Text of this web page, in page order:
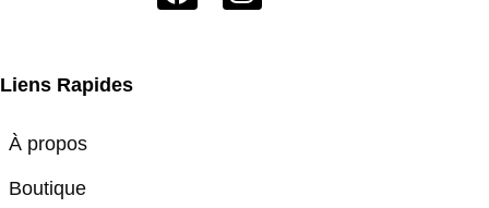
Liens Rapides
À propos
Boutique